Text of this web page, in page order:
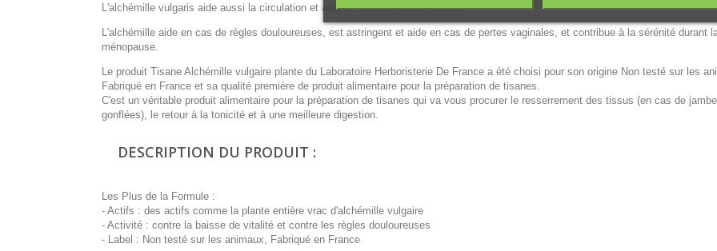
L'alchémille vulgaris aide aussi la circulation et aide en cas de jambes lourdes.
L'alchémille aide en cas de règles douloureuses, est astringent et aide en cas de pertes vaginales, et contribue à la sérénité durant
ménopause.
Le produit Tisane Alchémille vulgaire plante du Laboratoire Herboristerie De France a été choisi pour son origine Non testé sur les
Fabriqué en France et sa qualité première de produit alimentaire pour la préparation de tisanes.
C'est un véritable produit alimentaire pour la préparation de tisanes qui va vous procurer le resserrement des tissus (en cas de
gonflées), le retour à la tonicité et à une meilleure digestion.
DESCRIPTION DU PRODUIT :
Les Plus de la Formule :
- Actifs : des actifs comme la plante entière vrac d'alchémille vulgaire
- Activité : contre la baisse de vitalité et contre les règles douloureuses
- Label : Non testé sur les animaux, Fabriqué en France